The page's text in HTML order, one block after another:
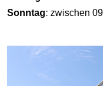
Sonntag: zwischen